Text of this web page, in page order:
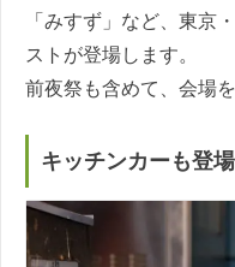
「みすず」など、東京
ストが登場します。
前夜祭も含めて、会場
キッチンカーも登場